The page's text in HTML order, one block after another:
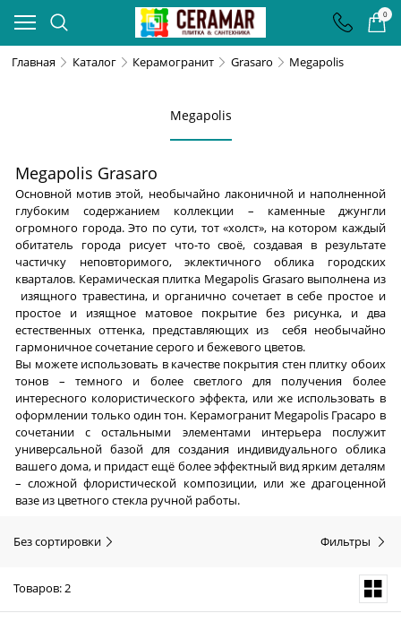
0
Главная Каталог Керамогранит Grasaro Megapolis
Megapolis
Megapolis Grasaro
Основной мотив этой, необычайно лаконичной и наполненной
глубоким содержанием коллекции – каменные джунгли
огромного города. Это по сути, тот «холст», на котором каждый
обитатель города рисует что-то своё, создавая в результате
частичку неповторимого, эклектичного облика городских
кварталов. Керамическая плитка Megapolis Grasaro выполнена из
изящного травестина, и органично сочетает в себе простое и
простое и изящное матовое покрытие без рисунка, и два
естественных оттенка, представляющих из себя необычайно
гармоничное сочетание серого и бежевого цветов.
Вы можете использовать в качестве покрытия стен плитку обоих
тонов – темного и более светлого для получения более
интересного колористического эффекта, или же использовать в
оформлении только один тон. Керамогранит Megapolis Грасаро в
сочетании с остальными элементами интерьера послужит
универсальной базой для создания индивидуального облика
вашего дома, и придаст ещё более эффектный вид ярким деталям
– сложной флористической композиции, или же драгоценной
вазе из цветного стекла ручной работы.
Без сортировки Фильтры
Товаров: 2